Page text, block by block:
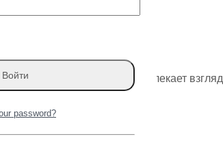
дерева не только привлекает взгляд
шарм.
password?